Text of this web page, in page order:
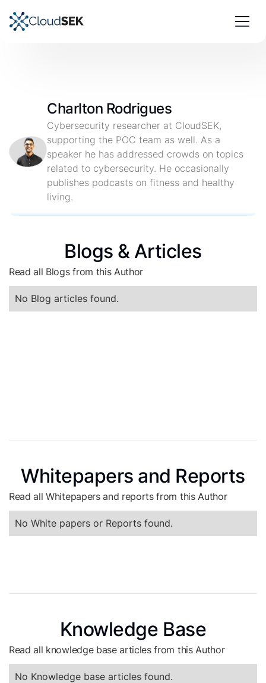
Charlton Rodrigues
Cybersecurity researcher at CloudSEK,
supporting the POC team as well. As a
speaker he has addressed crowds on topics
related to cybersecurity. He occasionally
publishes podcasts on fitness and healthy
living.
Blogs & Articles
Read all Blogs from this Author
No Blog articles found.
Whitepapers and Reports
Read all Whitepapers and reports from this Author
No White papers or Reports found.
Knowledge Base
Read all knowledge base articles from this Author
No Knowledge base articles found.